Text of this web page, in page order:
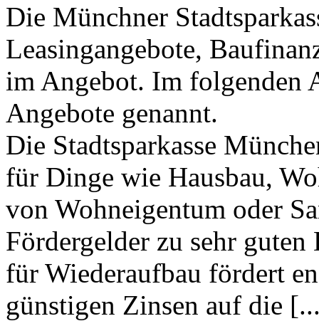
Die Münchner
Leasingangebote,
im Angebot. Im folgenden
Angebote genannt.
Die Stadtsparkasse
für Dinge wie Hausbau,
von Wohneigentum oder
Fördergelder zu sehr
für Wiederaufbau fördert
günstigen Zinsen auf die